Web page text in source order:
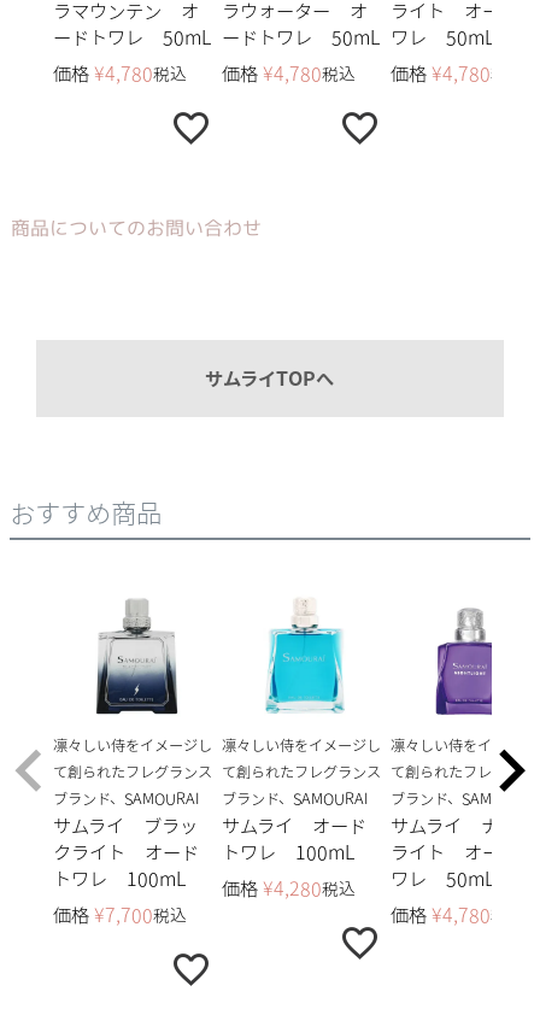
ラマウンテン オ
ードトワレ 50mL
価格 ¥4,780税込
ラウォーター オ
ードトワレ 50mL
価格 ¥4,780税込
ライト オードト
ワレ 50mL
価格 ¥4,780税込
商品についてのお問い合わせ
サムライTOPへ
おすすめ商品
凛々しい侍をイメージし
て創られたフレグランス
ブランド、SAMOURAI
サムライ ブラッ
クライト オード
トワレ 100mL
価格 ¥7,700税込
凛々しい侍をイメージし
て創られたフレグランス
ブランド、SAMOURAI
サムライ オード
トワレ 100mL
価格 ¥4,280税込
凛々しい侍をイメージ
て創られたフレグラン
ブランド、SAMOURAI
サムライ ナイト
ライト オードト
ワレ 50mL
価格 ¥4,780税込